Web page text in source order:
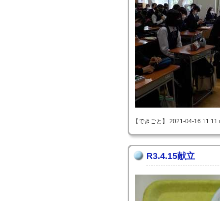
【できごと】 2021-04-16
R3.4.15献立